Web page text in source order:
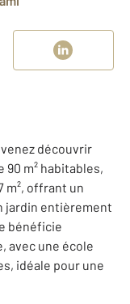
découvrir
m² habitables,
m², offrant un
jardin entièrement
bénéficie
avec une école
idéale pour une